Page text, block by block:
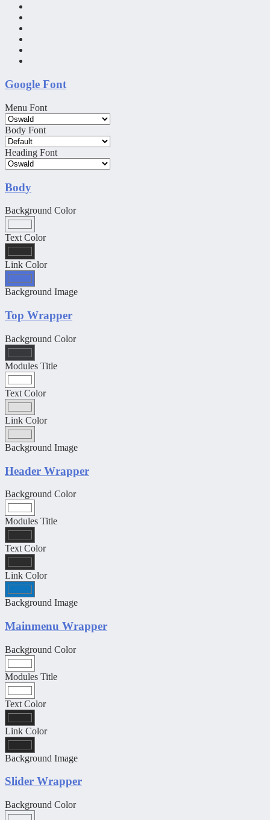
Google Font
Menu Font
Body Font
Heading Font
Body
Background Color
Text Color
Link Color
Background Image
Top Wrapper
Background Color
Modules Title
Text Color
Link Color
Background Image
Header Wrapper
Background Color
Modules Title
Text Color
Link Color
Background Image
Mainmenu Wrapper
Background Color
Modules Title
Text Color
Link Color
Background Image
Slider Wrapper
Background Color